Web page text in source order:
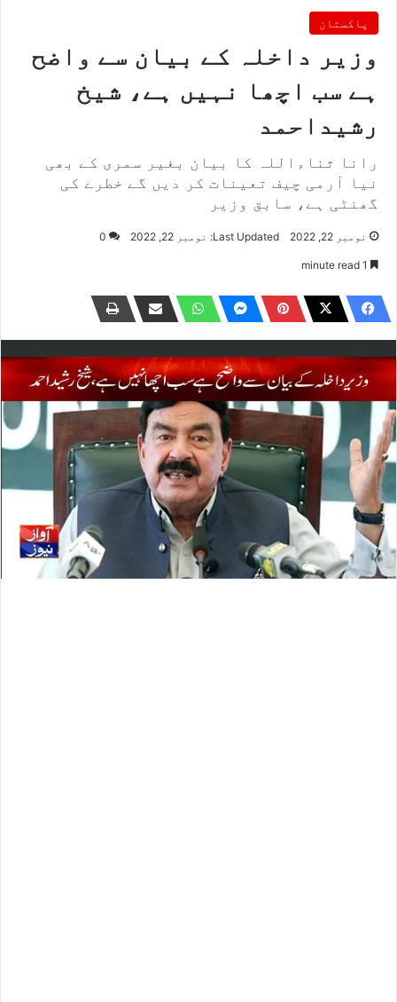
پاکستان
وزیر داخلہ کے بیان سے واضح
ہے سب اچھا نہیں ہے، شیخ
رشیداحمد
رانا ثناءاللہ کا بیان بغیر سمری کے بھی
نیا آرمی چیف تعینات کر دیں گے خطرے کی
گھنٹی ہے، سابق وزیر
نومبر 22, 2022 Last Updated: نومبر 22, 2022 0